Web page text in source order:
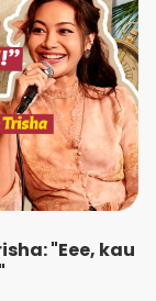
"Eee, kau